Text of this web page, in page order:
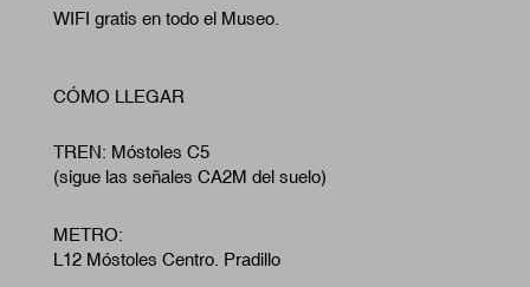
WIFI gratis en todo el Museo.
CÓMO LLEGAR
TREN: Móstoles C5
(sigue las señales CA2M del suelo)
METRO:
L12 Móstoles Centro. Pradillo